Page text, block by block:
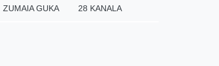
ZUMAIA GUKA 28 KANALA